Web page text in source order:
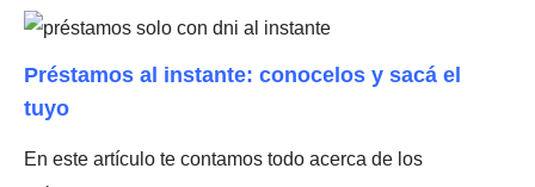
Préstamos al instante: conocelos y sacá el
tuyo
En este artículo te contamos todo acerca de los